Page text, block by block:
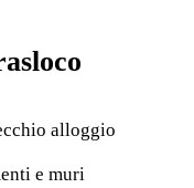
alloggio
e muri